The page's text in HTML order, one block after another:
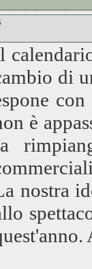
di
è
nostra